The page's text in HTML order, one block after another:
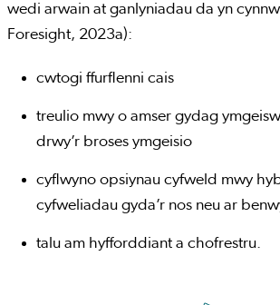
wedi arwain at ganlyniadau da yn
Foresight, 2023a):
cwtogi ffurflenni cais
treulio mwy o amser gydag
drwy’r broses ymgeisio
cyflwyno opsiynau cyfweld mwy
cyfweliadau gyda’r nos neu ar
talu am hyfforddiant a chofrestru.